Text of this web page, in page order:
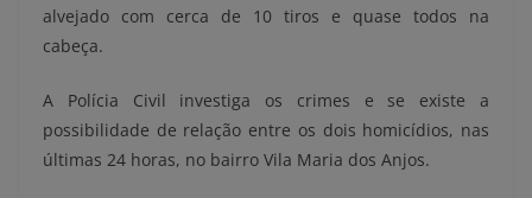
alvejado com cerca de 10 tiros e quase todos na
cabeça.
A Polícia Civil investiga os crimes e se existe a
possibilidade de relação entre os dois homicídios, nas
últimas 24 horas, no bairro Vila Maria dos Anjos.